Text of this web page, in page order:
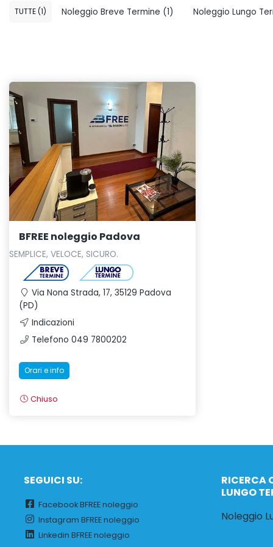
TUTTE(1) Noleggio Breve Termine (1) Noleggio Lungo
BFREE noleggio Padova
SEMPLICE, VELOCE, SICURO.
Via Nona Strada, 17, 35129 Padova
(PD)
Indicazioni
Telefono 049 7800202
Orari e info
Chiuso
SEGUICI SU:
Facebook BFREE noleggio
Instagram BFREE noleggio
Linkedin BFREE noleggio
RICERCA
LUNGO
Noleggio